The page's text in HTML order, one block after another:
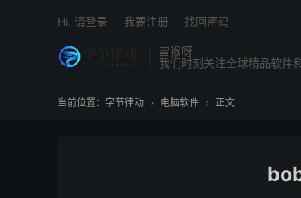
雷猴呀
我们时刻关注全球精品软件
Hi, 请登录 我要注册 找回密码
当前位置： 字节律动  电脑软件  正文